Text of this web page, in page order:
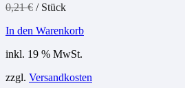
0,21€ / Stück
In den Warenkorb
inkl. 19 % MwSt.
zzgl. Versandkosten